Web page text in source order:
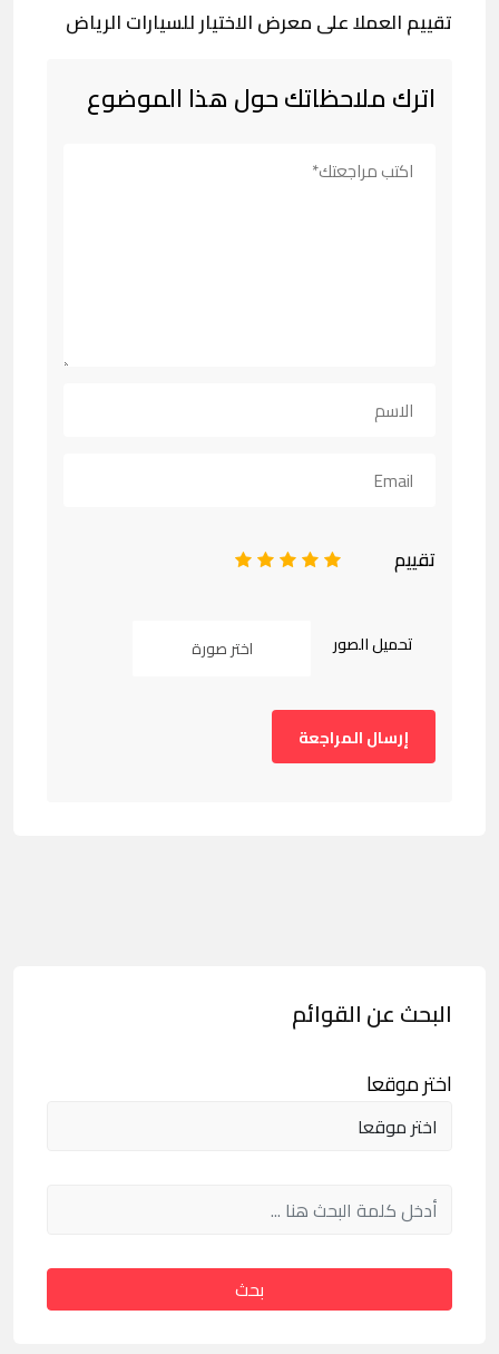
تقييم العملا على معرض الاختيار للسيارات الرياض
اترك ملاحظاتك حول هذا الموضوع
تقييم 5
4
3
2
تحميل الصور اختر صورة
البحث عن القوائم
اختر موقعا
بحث